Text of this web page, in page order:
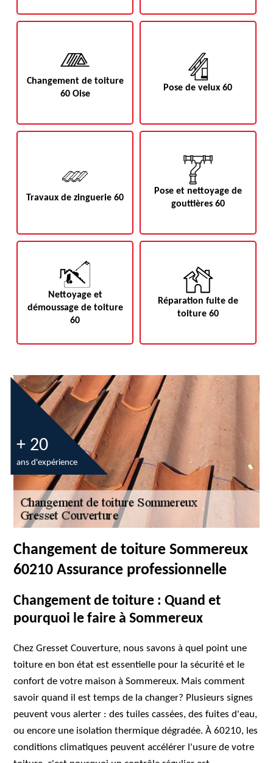
Changement de toiture
60 Oise
Pose de velux 60
Travaux de zinguerie 60
Pose et nettoyage de
gouttières 60
Nettoyage et
démoussage de toiture
60
Réparation fuite de
toiture 60
+ 20
ans d'expérience
Changement de toiture Sommereux
60210 Assurance professionnelle
Changement de toiture : Quand et
pourquoi le faire à Sommereux
Chez Gresset Couverture, nous savons à quel point une
toiture en bon état est essentielle pour la sécurité et le
confort de votre maison à Sommereux. Mais comment
savoir quand il est temps de la changer? Plusieurs signes
peuvent vous alerter : des tuiles cassées, des fuites d'eau,
ou encore une isolation thermique dégradée. À 60210, les
conditions climatiques peuvent accélérer l'usure de votre